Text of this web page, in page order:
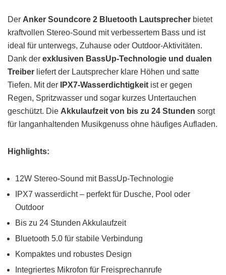
Der Anker Soundcore 2 Bluetooth Lautsprecher bietet
kraftvollen Stereo-Sound mit verbessertem Bass und ist
ideal für unterwegs, Zuhause oder Outdoor-Aktivitäten.
Dank der exklusiven BassUp-Technologie und dualen
Treiber liefert der Lautsprecher klare Höhen und satte
Tiefen. Mit der IPX7-Wasserdichtigkeit ist er gegen
Regen, Spritzwasser und sogar kurzes Untertauchen
geschützt. Die Akkulaufzeit von bis zu 24 Stunden sorgt
für langanhaltenden Musikgenuss ohne häufiges Aufladen.
Highlights:
12W Stereo-Sound mit BassUp-Technologie
IPX7 wasserdicht – perfekt für Dusche, Pool oder
Outdoor
Bis zu 24 Stunden Akkulaufzeit
Bluetooth 5.0 für stabile Verbindung
Kompaktes und robustes Design
Integriertes Mikrofon für Freisprechanrufe